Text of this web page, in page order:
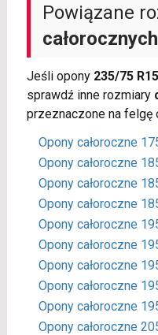
Powiązane
całorocznych
Jeśli opony 235/75 R15
sprawdź inne rozmiary
przeznaczone na felgę
Opony całoroczne
Opony całoroczne
Opony całoroczne
Opony całoroczne
Opony całoroczne
Opony całoroczne
Opony całoroczne
Opony całoroczne
Opony całoroczne
Opony całoroczne